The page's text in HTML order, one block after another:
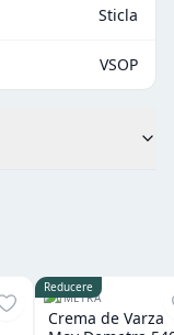
Sticla
VSOP
Reducere
DEMETRA
Crema de Varza